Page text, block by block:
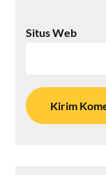
Situs Web